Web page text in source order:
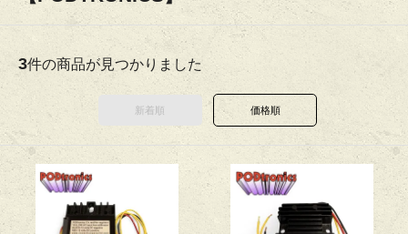
3件の商品が見つかりました
新着順 価格順